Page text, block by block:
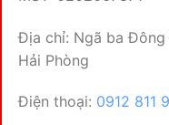
Địa chỉ: Ngã ba Đông
Hải Phòng
Điện thoại: 0912 811